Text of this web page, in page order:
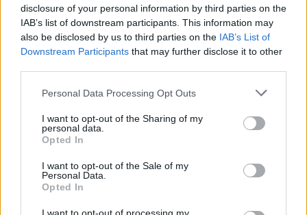
disclosure of your personal information by third parties on the
IAB’s list of downstream participants. This information may
also be disclosed by us to third parties on the IAB’s List of
Downstream Participants that may further disclose it to other
Personal Data Processing Opt Outs
I want to opt-out of the Sharing of my
personal data.
Opted In
I want to opt-out of the Sale of my
Personal Data.
Opted In
Fonte:ANAC – Banca Dati Nazionale Contratti Pubblici(Open Data,
licenza CC BY-SA 4.0). Ogni CIG e' verificabile sul portale ANAC.
Aiuti di Stato e contributi pubblici
G.b.s. Instruments S.r.l. risulta beneficiaria di 5 aiuti o
contributi pubblici per un totale di 91.762 euro (2021–
2023-05-16
Contributo a fondo perduto [e modifiche ai sensi